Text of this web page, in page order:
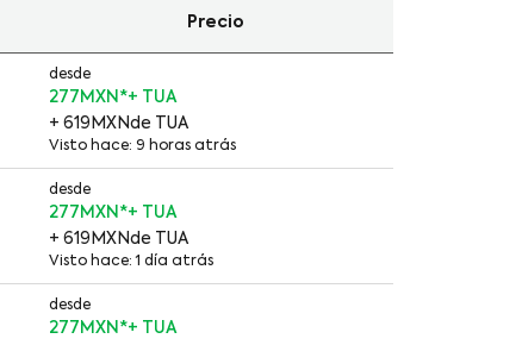
Precio
desde
277MXN *
+ 619MXNde TUA
Visto hace: 9 horas atrás
desde
277MXN *
+ 619MXNde TUA
Visto hace: 1 día atrás
desde
277MXN *